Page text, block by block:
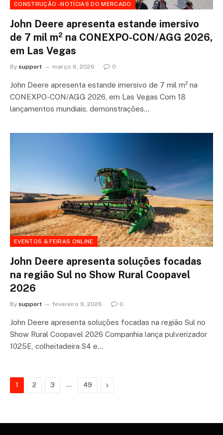
CONSTRUÇÃO - NOTÍCIAS DO MERCADO
John Deere apresenta estande imersivo
de 7 mil m² na CONEXPO-CON/AGG 2026,
em Las Vegas
By support março 6, 2026 0
John Deere apresenta estande imersivo de 7 mil m² na
CONEXPO-CON/AGG 2026, em Las Vegas Com 18
lançamentos mundiais, demonstrações…
EVENTOS & FEIRAS ONLINE
John Deere apresenta soluções focadas
na região Sul no Show Rural Coopavel
2026
By support fevereiro 9, 2026 0
John Deere apresenta soluções focadas na região Sul no
Show Rural Coopavel 2026 Companhia lança pulverizador
1025E, colheitadeira S4 e…
1 2 3 … 49 Next